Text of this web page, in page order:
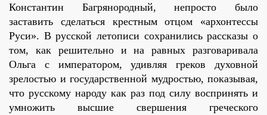
Константин Багрянородный, непросто было
заставить сделаться крестным отцом «архонтессы
Руси». В русской летописи сохранились рассказы о
том, как решительно и на равных разговаривала
Ольга с императором, удивляя греков духовной
зрелостью и государственной мудростью, показывая,
что русскому народу как раз под силу воспринять и
умножить высшие свершения греческого